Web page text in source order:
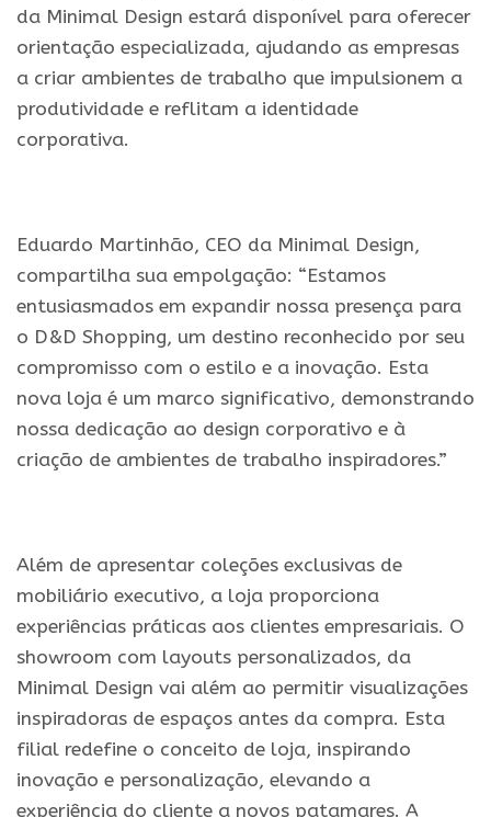
da Minimal Design estará disponível para oferecer
orientação especializada, ajudando as empresas
a criar ambientes de trabalho que impulsionem a
produtividade e reflitam a identidade
corporativa.
Eduardo Martinhão, CEO da Minimal Design,
compartilha sua empolgação: “Estamos
entusiasmados em expandir nossa presença para
o D&D Shopping, um destino reconhecido por seu
compromisso com o estilo e a inovação. Esta
nova loja é um marco significativo, demonstrando
nossa dedicação ao design corporativo e à
criação de ambientes de trabalho inspiradores.”
Além de apresentar coleções exclusivas de
mobiliário executivo, a loja proporciona
experiências práticas aos clientes empresariais. O
showroom com layouts personalizados, da
Minimal Design vai além ao permitir visualizações
inspiradoras de espaços antes da compra. Esta
filial redefine o conceito de loja, inspirando
inovação e personalização, elevando a
experiência do cliente a novos patamares. A